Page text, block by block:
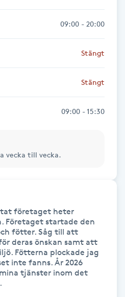
09:00 - 20:00
Stängt
Stängt
09:00 - 15:30
vecka till vecka.
företaget heter
Företaget startade den
fötter. Såg till att
deras önskan samt att
Fötterna plockade jag
inte fanns. År 2026
tjänster inom det